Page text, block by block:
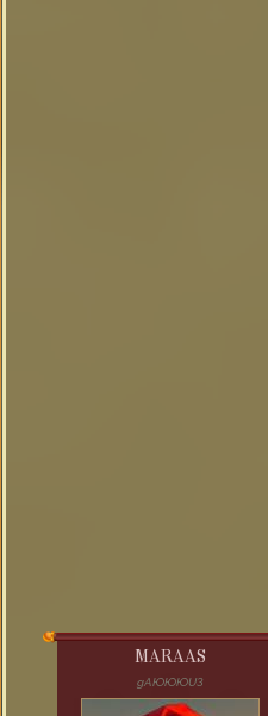
MARAAS
gAЮЮЮUЗ